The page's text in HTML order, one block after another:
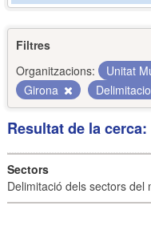
Filtres
Organitzacions:
Unitat
Girona
Resultat de la
Sectors
Delimitació dels sectors del